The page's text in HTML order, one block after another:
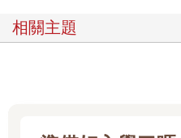
牠，漫長狗生所能倚靠的，只
相關主題